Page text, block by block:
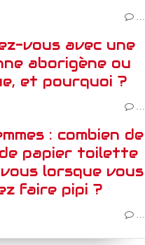
…
vous avec une
aborigène ou
et pourquoi ?
…
: combien de
papier toilette
lorsque vous
faire pipi ?
…